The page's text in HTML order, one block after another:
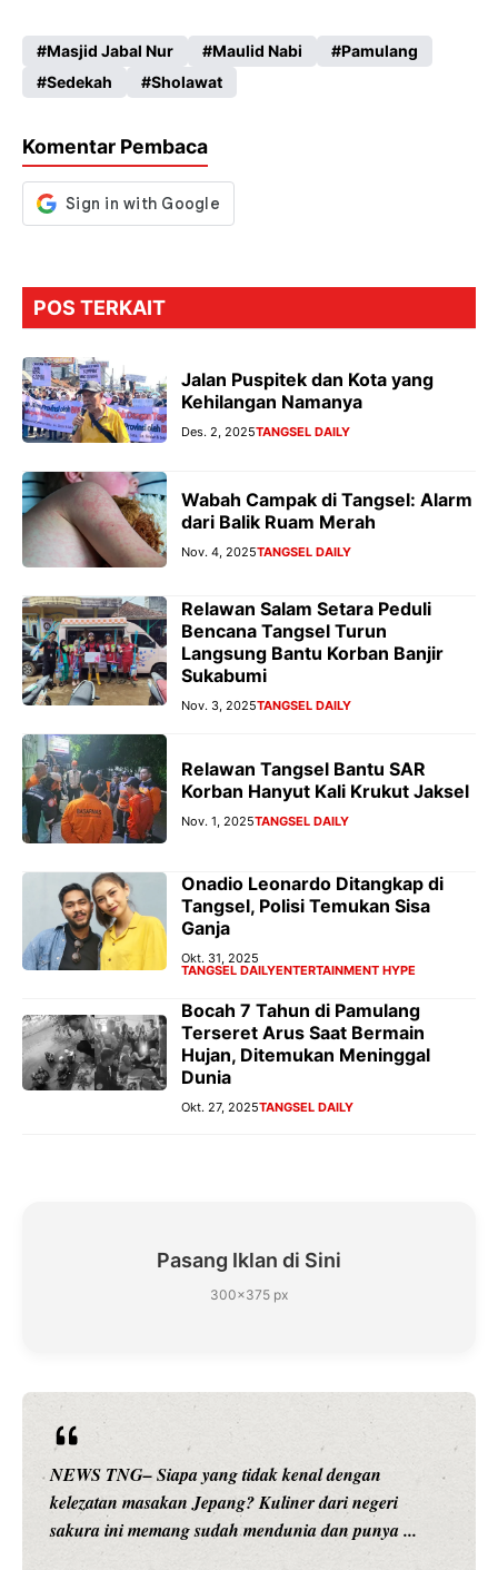
b
o
k
ts
A
p
gr
a
se
n
er
Masjid Jabal Nur Maulid Nabi
Pamulang
Sedekah
Sholawat
Komentar Pembaca
POS TERKAIT
Jalan Puspitek dan Kota yang
Kehilangan Namanya
Des. 2, 2025TANGSEL DAILY
Wabah Campak di Tangsel: Alarm
dari Balik Ruam Merah
Nov. 4, 2025TANGSEL DAILY
Relawan Salam Setara Peduli
Bencana Tangsel Turun
Langsung Bantu Korban Banjir
Sukabumi
Nov. 3, 2025TANGSEL DAILY
Relawan Tangsel Bantu SAR
Korban Hanyut Kali Krukut Jaksel
Nov. 1, 2025TANGSEL DAILY
Onadio Leonardo Ditangkap di
Tangsel, Polisi Temukan Sisa
Ganja
Okt. 31, 2025
TANGSEL DAILYENTERTAINMENT HYPE
Bocah 7 Tahun di Pamulang
Terseret Arus Saat Bermain
Hujan, Ditemukan Meninggal
Dunia
Okt. 27, 2025TANGSEL DAILY
Pasang Iklan di Sini
300×375 px
NEWS TNG– Siapa sangka, dua nama besar di dunia
hiburan, Nunung Srimulat dan Vicky Prasetyo, kini
merambah dunia kuliner dengan ...